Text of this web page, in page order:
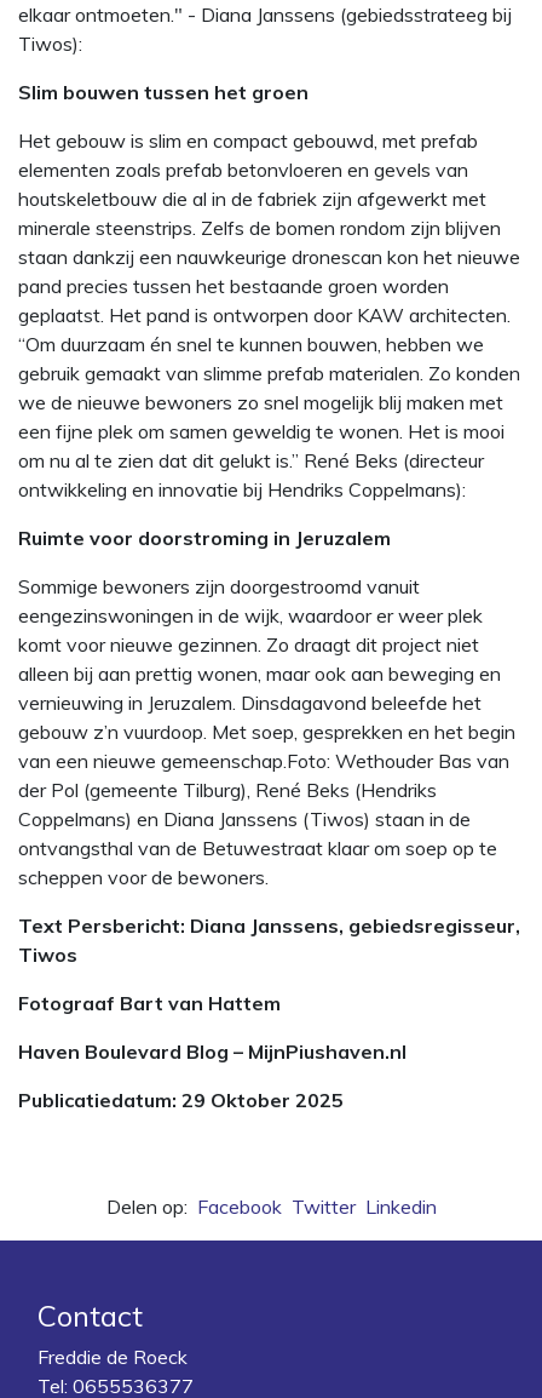
elkaar ontmoeten." - Diana Janssens (gebiedsstrateeg bij
Tiwos):
Slim bouwen tussen het groen
Het gebouw is slim en compact gebouwd, met prefab
elementen zoals prefab betonvloeren en gevels van
houtskeletbouw die al in de fabriek zijn afgewerkt met
minerale steenstrips. Zelfs de bomen rondom zijn blijven
staan dankzij een nauwkeurige dronescan kon het nieuwe
pand precies tussen het bestaande groen worden
geplaatst. Het pand is ontworpen door KAW architecten.
“Om duurzaam én snel te kunnen bouwen, hebben we
gebruik gemaakt van slimme prefab materialen. Zo konden
we de nieuwe bewoners zo snel mogelijk blij maken met
een fijne plek om samen geweldig te wonen. Het is mooi
om nu al te zien dat dit gelukt is.” René Beks (directeur
ontwikkeling en innovatie bij Hendriks Coppelmans):
Ruimte voor doorstroming in Jeruzalem
Sommige bewoners zijn doorgestroomd vanuit
eengezinswoningen in de wijk, waardoor er weer plek
komt voor nieuwe gezinnen. Zo draagt dit project niet
alleen bij aan prettig wonen, maar ook aan beweging en
vernieuwing in Jeruzalem. Dinsdagavond beleefde het
gebouw z’n vuurdoop. Met soep, gesprekken en het begin
van een nieuwe gemeenschap.Foto: Wethouder Bas van
der Pol (gemeente Tilburg), René Beks (Hendriks
Coppelmans) en Diana Janssens (Tiwos) staan in de
ontvangsthal van de Betuwestraat klaar om soep op te
scheppen voor de bewoners.
Text Persbericht: Diana Janssens, gebiedsregisseur,
Tiwos
Fotograaf Bart van Hattem
Haven Boulevard Blog – MijnPiushaven.nl
Publicatiedatum: 29 Oktober 2025
Delen op: Facebook Twitter Linkedin
Contact
Freddie de Roeck
Tel: 0655536377